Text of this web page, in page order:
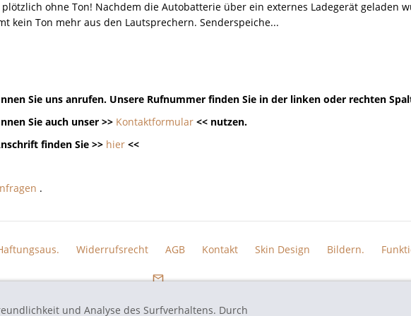
plötzlich ohne Ton! Nachdem die Autobatterie über ein externes Ladegerät geladen
kein Ton mehr aus den Lautsprechern. Senderspeiche...
Sie uns anrufen. Unsere Rufnummer finden Sie in der linken oder rechten
Sie auch unser >> Kontaktformular << nutzen.
finden Sie >> hier <<
.
Widerrufsrecht AGB Kontakt Skin Design Bildern.
und Bezeichnungen sind eingetragene Warenzeichen und Marken der jeweiligen
und Analyse des Surfverhaltens. Durch